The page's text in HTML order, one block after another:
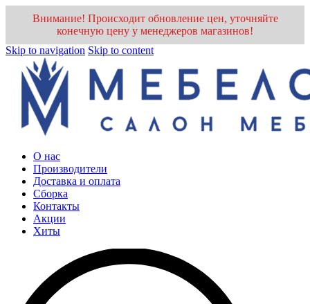
Внимание! Происходит обновление цен, уточняйте
конечную цену у менеджеров магазинов!
Skip to navigation Skip to content
О нас
Производители
Доставка и оплата
Cборка
Контакты
Акции
Хиты